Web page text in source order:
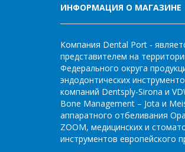
ИНФОРМАЦИЯ О МАГАЗИНЕ
Компания Dental Port -
представителем на
Федерального округа
эндодонтических
компаний Dentsply-Sirona и
Bone Management – Jota и
аппаратного отбеливания
ZOOM, медицинских и
инструментов европейского